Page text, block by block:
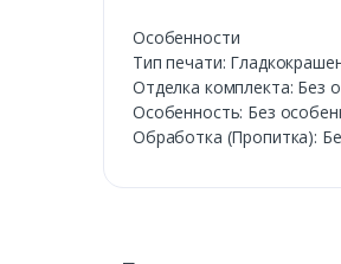
Особенности
Тип печати:
Отделка комплекта: Без
Особенность: Без
Обработка (Пропитка):